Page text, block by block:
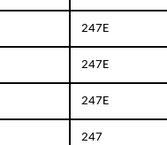
247E
247E
247E
247